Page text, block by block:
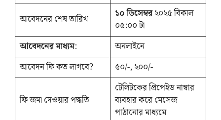
আবেদনের শেষ তারিখ
১০ ডিসেম্বর২০২৫ বিকাল
০৫:০০ টা
আবেদনের মাধ্যম:
অনলাইনে
আবেদন ফি কত লাগবে?
৫০/-, ২০০/-
ফি জমা দেওয়ার পদ্ধতি
টেলিটকের প্রিপেইড নাম্বার
ব্যবহার করে মেসেজ
পাঠানোর মাধ্যমে